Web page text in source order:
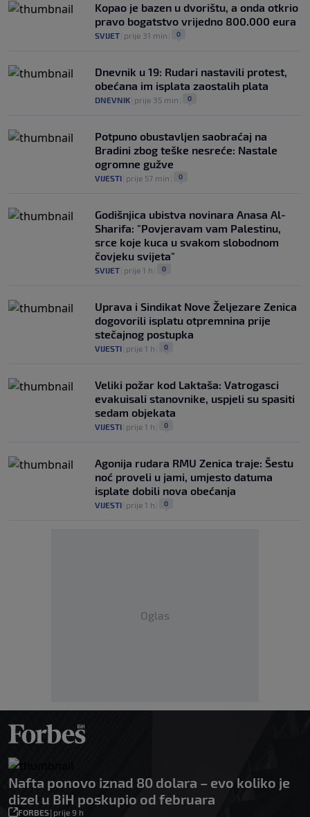
Kopao je bazen u dvorištu, a onda otkrio
pravo bogatstvo vrijedno 800.000 eura
SVIJET prije 31 min 0
Dnevnik u 19: Rudari nastavili protest,
obećana im isplata zaostalih plata
DNEVNIK prije 35 min 0
Potpuno obustavljen saobraćaj na
Bradini zbog teške nesreće: Nastale
ogromne gužve
VIJESTI prije 57 min 0
Godišnjica ubistva novinara Anasa Al-
Sharifa: "Povjeravam vam Palestinu,
srce koje kuca u svakom slobodnom
čovjeku svijeta"
SVIJET prije 1 h 0
Uprava i Sindikat Nove Željezare Zenica
dogovorili isplatu otpremnina prije
stečajnog postupka
VIJESTI prije 1 h 0
Veliki požar kod Laktaša: Vatrogasci
evakuisali stanovnike, uspjeli su spasiti
sedam objekata
VIJESTI prije 1 h 0
Agonija rudara RMU Zenica traje: Šestu
noć proveli u jami, umjesto datuma
isplate dobili nova obećanja
VIJESTI prije 1 h 0
Oglas
Nafta ponovo iznad 80 dolara – evo koliko je
dizel u BiH poskupio od februara
FORBES| prije 9 h